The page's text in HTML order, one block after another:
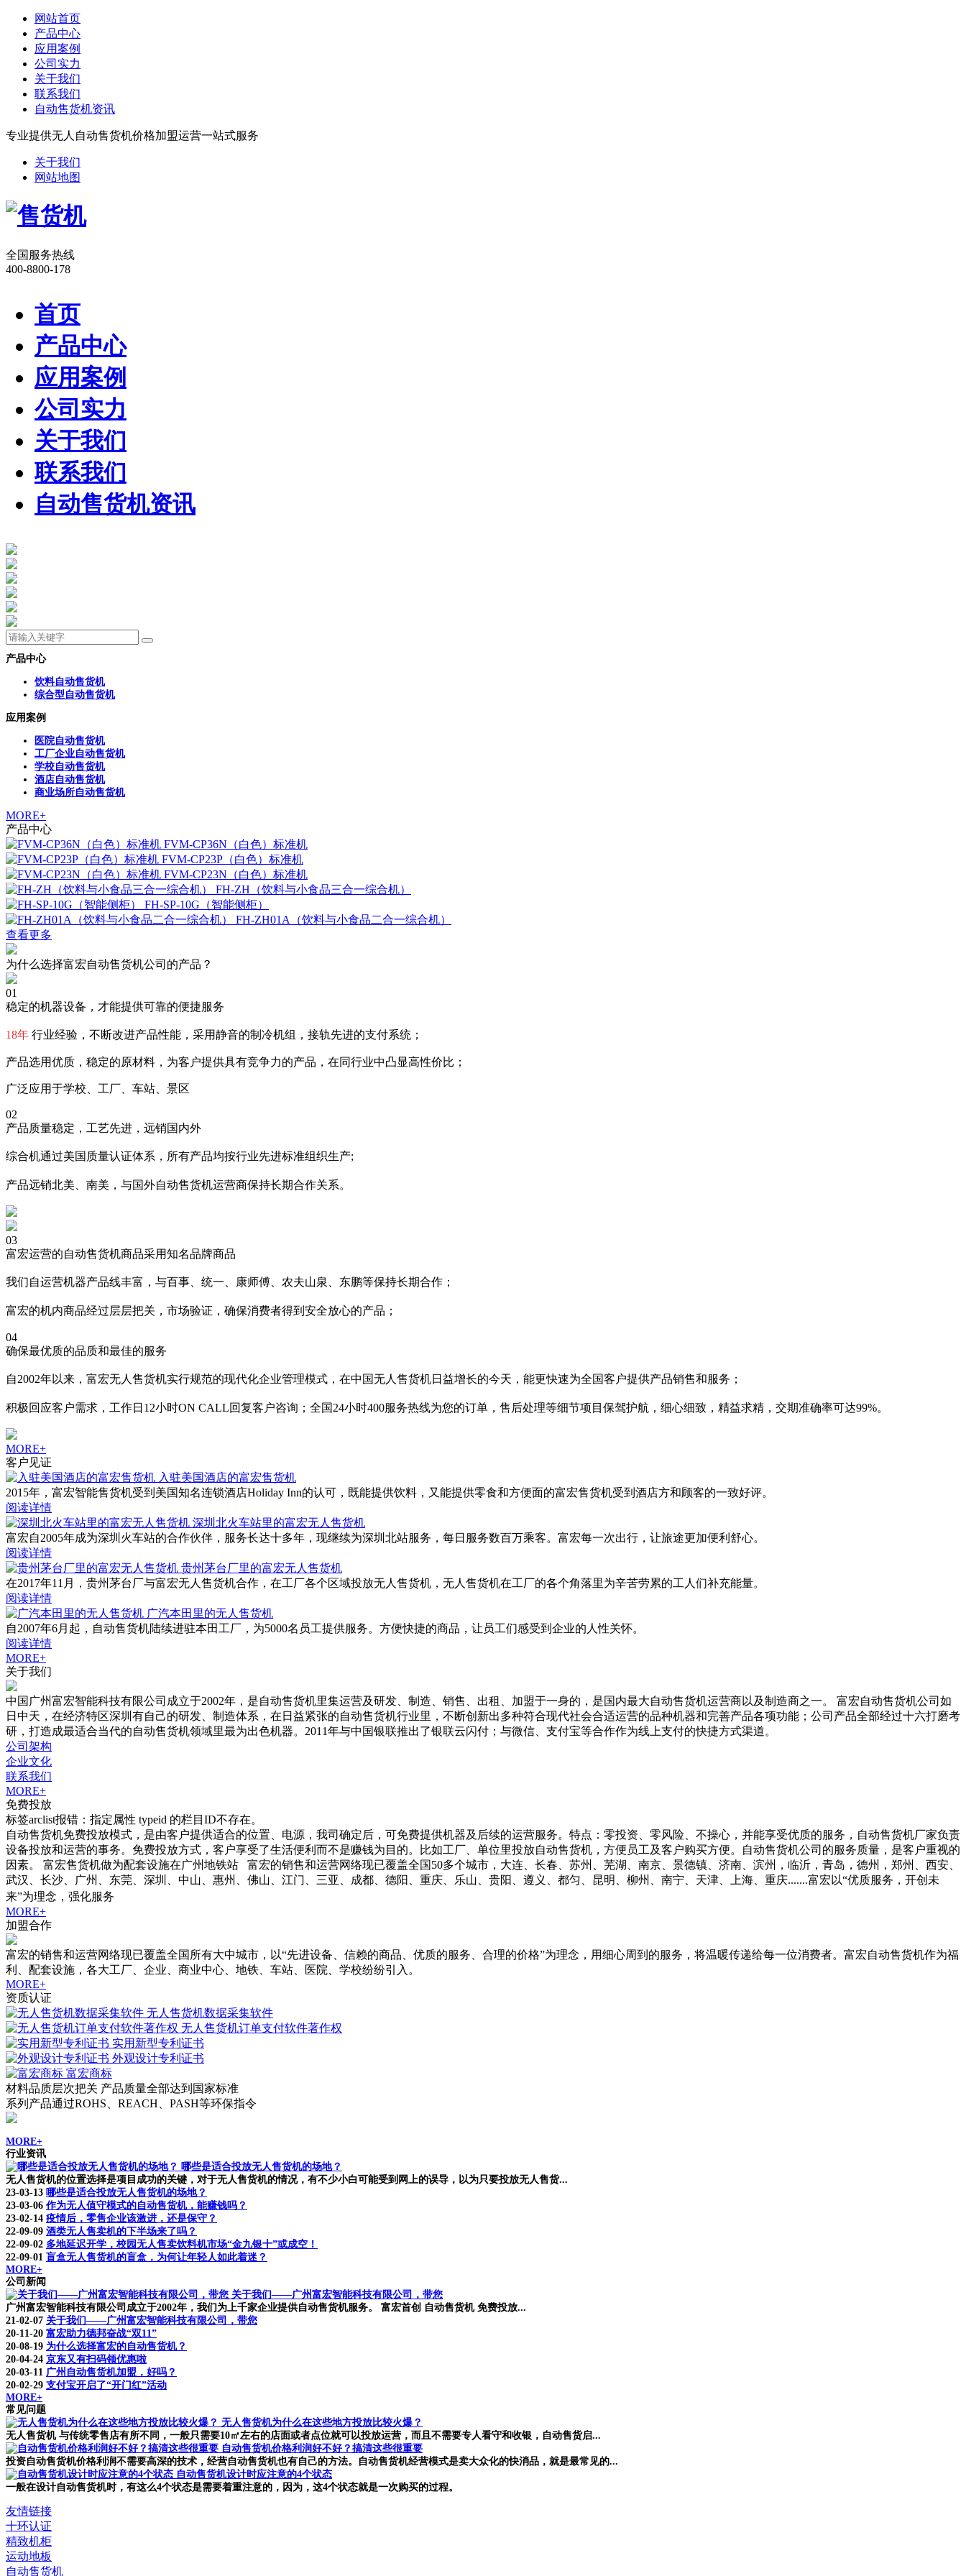
网站首页
产品中心
应用案例
公司实力
关于我们
联系我们
自动售货机资讯
专业提供无人自动售货机价格加盟运营一站式服务
关于我们
网站地图
全国服务热线
400-8800-178
首页
产品中心
应用案例
公司实力
关于我们
联系我们
自动售货机资讯
产品中心
饮料自动售货机
综合型自动售货机
应用案例
医院自动售货机
工厂企业自动售货机
学校自动售货机
酒店自动售货机
商业场所自动售货机
MORE+
产品中心
FVM-CP36N（白色）标准机
FVM-CP23P（白色）标准机
FVM-CP23N（白色）标准机
FH-ZH（饮料与小食品三合一综合机）
FH-SP-10G（智能侧柜）
FH-ZH01A（饮料与小食品二合一综合机）
查看更多
为什么选择富宏自动售货机公司的产品？
01
稳定的机器设备，才能提供可靠的便捷服务
18年 行业经验，不断改进产品性能，采用静音的制冷机组，接轨先进的支付系统；
产品选用优质，稳定的原材料，为客户提供具有竞争力的产品，在同行业中凸显高性价比；
广泛应用于学校、工厂、车站、景区
02
产品质量稳定，工艺先进，远销国内外
综合机通过美国质量认证体系，所有产品均按行业先进标准组织生产;
产品远销北美、南美，与国外自动售货机运营商保持长期合作关系。
03
富宏运营的自动售货机商品采用知名品牌商品
我们自运营机器产品线丰富，与百事、统一、康师傅、农夫山泉、东鹏等保持长期合作；
富宏的机内商品经过层层把关，市场验证，确保消费者得到安全放心的产品；
04
确保最优质的品质和最佳的服务
自2002年以来，富宏无人售货机实行规范的现代化企业管理模式，在中国无人售货机日益增长的今天，能更快速为全国客户提供产品销售和服务；
积极回应客户需求，工作日12小时ON CALL回复客户咨询；全国24小时400服务热线为您的订单，售后处理等细节项目保驾护航，细心细致，精益求精，交期准确率可达99%。
MORE+
客户见证
入驻美国酒店的富宏售货机
2015年，富宏智能售货机受到美国知名连锁酒店Holiday Inn的认可，既能提供饮料，又能提供零食和方便面的富宏售货机受到酒店方和顾客的一致好评。
阅读详情
深圳北火车站里的富宏无人售货机
富宏自2005年成为深圳火车站的合作伙伴，服务长达十多年，现继续为深圳北站服务，每日服务数百万乘客。富宏每一次出行，让旅途更加便利舒心。
阅读详情
贵州茅台厂里的富宏无人售货机
在2017年11月，贵州茅台厂与富宏无人售货机合作，在工厂各个区域投放无人售货机，无人售货机在工厂的各个角落里为辛苦劳累的工人们补充能量。
阅读详情
广汽本田里的无人售货机
自2007年6月起，自动售货机陆续进驻本田工厂，为5000名员工提供服务。方便快捷的商品，让员工们感受到企业的人性关怀。
阅读详情
MORE+
关于我们
中国广州富宏智能科技有限公司成立于2002年，是自动售货机里集运营及研发、制造、销售、出租、加盟于一身的，是国内最大自动售货机运营商以及制造商之一。 富宏自动售货机公司如
日中天，在经济特区深圳有自己的研发、制造体系，在日益紧张的自动售货机行业里，不断创新出多种符合现代社会合适运营的品种机器和完善产品各项功能；公司产品全部经过十六打磨考
研，打造成最适合当代的自动售货机领域里最为出色机器。2011年与中国银联推出了银联云闪付；与微信、支付宝等合作作为线上支付的快捷方式渠道。
公司架构
企业文化
联系我们
MORE+
免费投放
标签arclist报错：指定属性 typeid 的栏目ID不存在。
自动售货机免费投放模式，是由客户提供适合的位置、电源，我司确定后，可免费提供机器及后续的运营服务。特点：零投资、零风险、不操心，并能享受优质的服务，自动售货机厂家负责
设备投放和运营的事务。免费投放方式，客户享受了生活便利而不是赚钱为目的。比如工厂、单位里投放自动售货机，方便员工及客户购买方便。自动售货机公司的服务质量，是客户重视的
因素。 富宏售货机做为配套设施在广州地铁站 富宏的销售和运营网络现已覆盖全国50多个城市，大连、长春、苏州、芜湖、南京、景德镇、济南、滨州，临沂，青岛，德州，郑州、西安、
武汉、长沙、广州、东莞、深圳、中山、惠州、佛山、江门、三亚、成都、德阳、重庆、乐山、贵阳、遵义、都匀、昆明、柳州、南宁、天津、上海、重庆.......富宏以“优质服务，开创未
来”为理念，强化服务
MORE+
加盟合作
富宏的销售和运营网络现已覆盖全国所有大中城市，以“先进设备、信赖的商品、优质的服务、合理的价格”为理念，用细心周到的服务，将温暖传递给每一位消费者。富宏自动售货机作为福
利、配套设施，各大工厂、企业、商业中心、地铁、车站、医院、学校纷纷引入。
MORE+
资质认证
无人售货机数据采集软件
无人售货机订单支付软件著作权
实用新型专利证书
外观设计专利证书
富宏商标
材料品质层次把关 产品质量全部达到国家标准
系列产品通过ROHS、REACH、PASH等环保指令
MORE+
行业资讯
哪些是适合投放无人售货机的场地？
无人售货机的位置选择是项目成功的关键，对于无人售货机的情况，有不少小白可能受到网上的误导，以为只要投放无人售货...
23-03-13 哪些是适合投放无人售货机的场地？
23-03-06 作为无人值守模式的自动售货机，能赚钱吗？
23-02-14 疫情后，零售企业该激进，还是保守？
22-09-09 酒类无人售卖机的下半场来了吗？
22-09-02 多地延迟开学，校园无人售卖饮料机市场“金九银十”或成空！
22-09-01 盲盒无人售货机的盲盒，为何让年轻人如此着迷？
MORE+
公司新闻
关于我们——广州富宏智能科技有限公司，带您
广州富宏智能科技有限公司成立于2002年，我们为上千家企业提供自动售货机服务。 富宏首创 自动售货机 免费投放...
21-02-07 关于我们——广州富宏智能科技有限公司，带您
20-11-20 富宏助力德邦奋战“双11”
20-08-19 为什么选择富宏的自动售货机？
20-04-24 京东又有扫码领优惠啦
20-03-11 广州自动售货机加盟，好吗？
20-02-29 支付宝开启了“开门红”活动
MORE+
常见问题
无人售货机为什么在这些地方投放比较火爆？
无人售货机 与传统零售店有所不同，一般只需要10㎡左右的店面或者点位就可以投放运营，而且不需要专人看守和收银，自动售货启...
自动售货机价格利润好不好？搞清这些很重要
投资自动售货机价格利润不需要高深的技术，经营自动售货机也有自己的方法。自动售货机经营模式是卖大众化的快消品，就是最常见的...
自动售货机设计时应注意的4个状态
一般在设计自动售货机时，有这么4个状态是需要着重注意的，因为，这4个状态就是一次购买的过程。
友情链接
十环认证
精致机柜
运动地板
自动售货机